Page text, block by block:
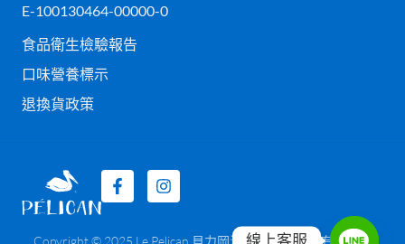
E-100130464-00000-0
食品衛生檢驗報告
口味營養標示
退換貨政策
Copyright © 2025 Le Pelican 貝力岡法式冰淇淋 貝而有限公司
線上客服